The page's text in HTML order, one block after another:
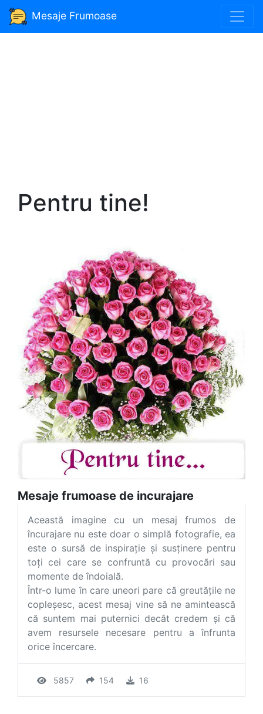
Mesaje Frumoase
Pentru tine!
Mesaje frumoase de incurajare
Această imagine cu un mesaj frumos de
încurajare nu este doar o simplă fotografie, ea
este o sursă de inspirație și susținere pentru
toți cei care se confruntă cu provocări sau
momente de îndoială.
Într-o lume în care uneori pare că greutățile ne
copleșesc, acest mesaj vine să ne amintească
că suntem mai puternici decât credem și că
avem resursele necesare pentru a înfrunta
orice încercare.
5857 154 16